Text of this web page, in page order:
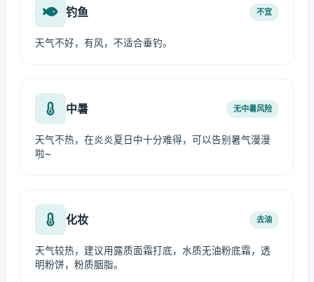
钓鱼 不宜
天气不好，有风，不适合垂钓。
中暑 无中暑风险
天气不热，在炎炎夏日中十分难得，可以告别暑气漫漫
啦~
化妆 去油
天气较热，建议用露质面霜打底，水质无油粉底霜，透
明粉饼，粉质胭脂。